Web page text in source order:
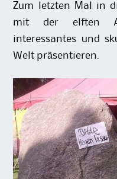
Zum letzten Mal in
mit der elften
interessantes und
Welt präsentieren.